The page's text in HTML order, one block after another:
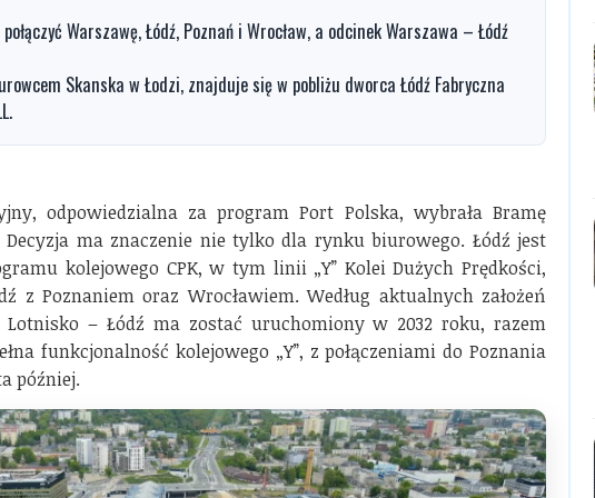
Warszawę, Łódź, Poznań i Wrocław, a odcinek Warszawa – Łódź
Skanska w Łodzi, znajduje się w pobliżu dworca Łódź Fabryczna
odpowiedzialna za program Port Polska, wybrała Bramę
ma znaczenie nie tylko dla rynku biurowego. Łódź jest
kolejowego CPK, w tym linii „Y” Kolei Dużych Prędkości,
z Poznaniem oraz Wrocławiem. Według aktualnych założeń
– Łódź ma zostać uruchomiony w 2032 roku, razem
funkcjonalność kolejowego „Y”, z połączeniami do Poznania
później.